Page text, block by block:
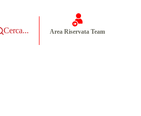
Cerca... Area Riservata Team